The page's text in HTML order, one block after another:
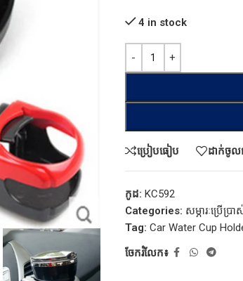
4 in stock
ប្រៀបធៀប ដាក់ចូ
កូដ: KC592
Categories: សម្ភារៈប្រើប្រ
Tag: Car Water Cup
ចែករំលែក៖